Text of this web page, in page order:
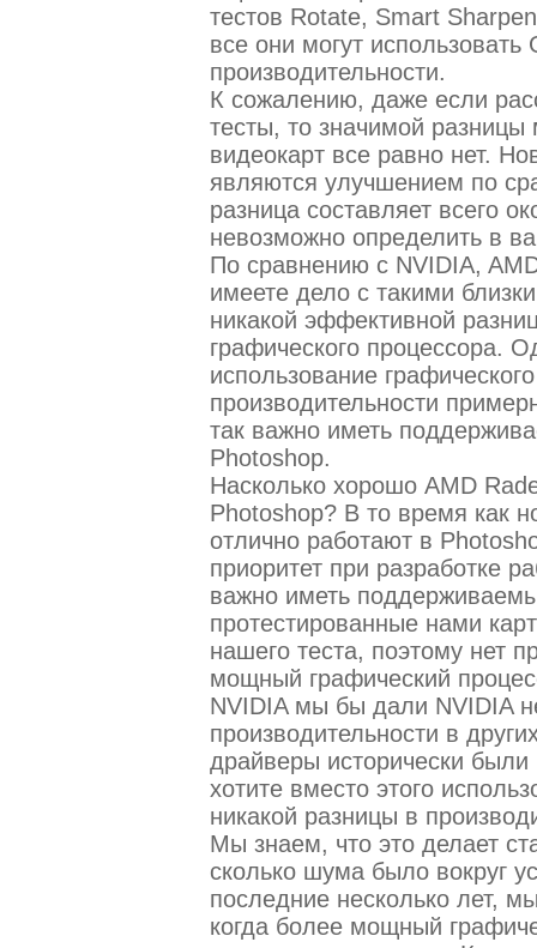
тестов Rotate, Smart
все они могут
производительности.
К сожалению, даже если
тесты, то значимой
видеокарт все равно нет.
являются улучшением по
разница составляет всего
невозможно определить в
По сравнению с NVIDIA,
имеете дело с такими
никакой эффективной
графического процессора.
использование
производительности
так важно иметь
Photoshop.
Насколько хорошо AMD
Photoshop? В то время как
отлично работают в
приоритет при разработке
важно иметь
протестированные нами
нашего теста, поэтому нет
мощный графический
NVIDIA мы бы дали NVIDIA
производительности в
драйверы исторически
хотите вместо этого
никакой разницы в
Мы знаем, что это делает
сколько шума было вокруг
последние несколько лет,
когда более мощный